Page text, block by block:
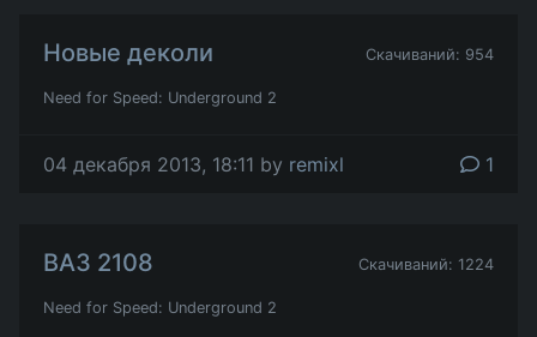
Новые деколи
Need for Speed: Underground 2
Скачиваний: 954
04 декабря 2013, 18:11 by remixl 1
ВАЗ 2108
Need for Speed: Underground 2
Скачиваний: 1224